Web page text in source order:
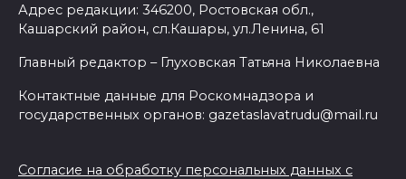
Адрес редакции: 346200, Ростовская обл.,
Кашарский район, сл.Кашары, ул.Ленина, 61
Главный редактор – Глуховская Татьяна Николаевна
Контактные данные для Роскомнадзора и
государственных органов: gazetaslavatrudu@mail.ru
Согласие на обработку персональных данных с